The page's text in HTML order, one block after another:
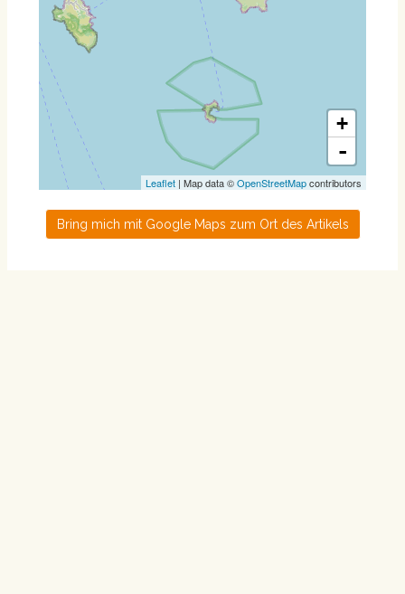
+
-
Leaflet | Map data ©OpenStreetMapcontributors
Bring mich mit Google Maps zum Ort des Artikels